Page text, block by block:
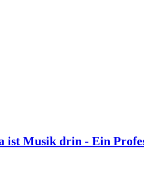
ist Musik drin - Ein